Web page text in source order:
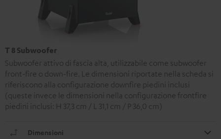
T 8 Subwoofer
Subwoofer attivo di fascia alta, utilizzabile come subwoofer
front-fire o down-fire. Le dimensioni riportate nella scheda si
riferiscono alla configurazione downfire piedini inclusi
(queste invece le dimensioni nella configurazione frontfire
piedini inclusi: H 37,3 cm / L 31,1 cm / P 36,0 cm)
Dimensioni